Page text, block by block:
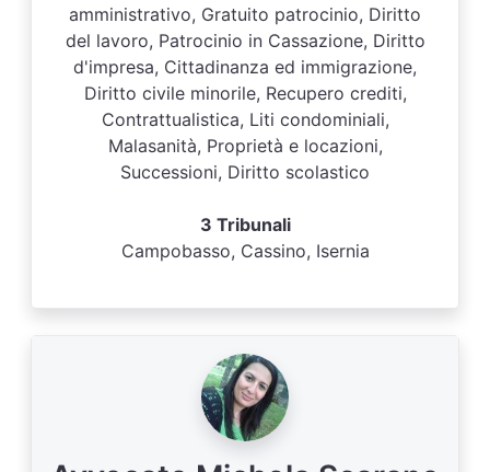
amministrativo, Gratuito patrocinio, Diritto
del lavoro, Patrocinio in Cassazione, Diritto
d'impresa, Cittadinanza ed immigrazione,
Diritto civile minorile, Recupero crediti,
Contrattualistica, Liti condominiali,
Malasanità, Proprietà e locazioni,
Successioni, Diritto scolastico
3 Tribunali
Campobasso, Cassino, Isernia